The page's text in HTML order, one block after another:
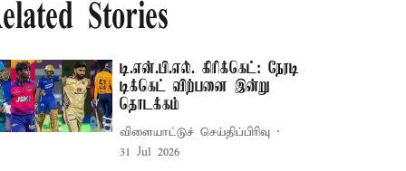
Stories
டி.என்.பி.எல். கிரிக்கெட்: நேரடி
டிக்கெட் விற்பனை இன்று
தொடக்கம்
விளையாட்டுச் செய்திப்பிரிவு
31 Jul 2026